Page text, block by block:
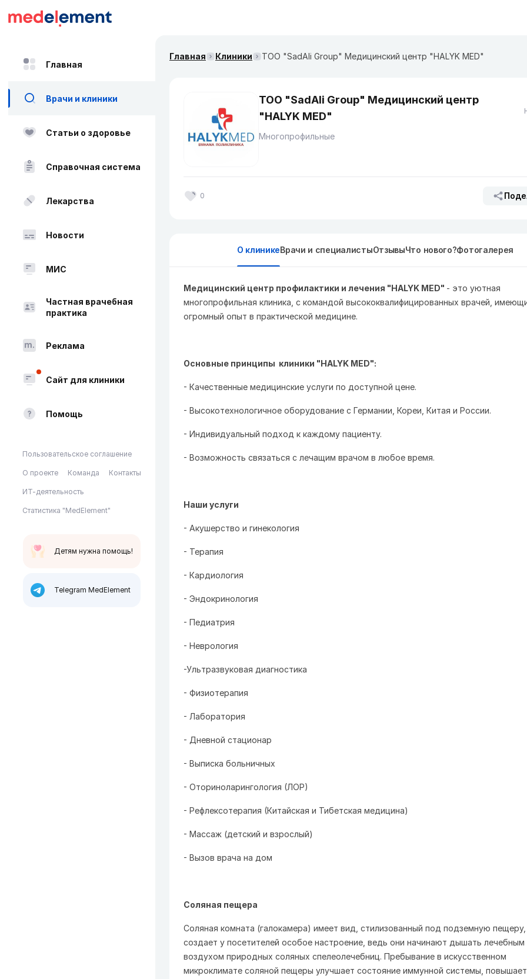
Главная
Врачи и клиники
Статьи о здоровье
Справочная система
Лекарства
Новости
МИС
Частная врачебная
практика
Реклама
Сайт для клиники
Помощь
Пользовательское соглашение
О проекте Команда Контакты
ИТ-деятельность
Статистика "MedElement"
Детям нужна помощь!
Telegram MedElement
Главная Клиники TOO "SadAli Group" Медицинский центр "HALYK MED"
TOO "SadAli Group" Медицинский центр
"HALYK MED"
Многопрофильные
0
О клиникеВрачи и специалистыОтзывыЧто нового?Фотогалерея
Медицинский центр профилактики и лечения "HALYK MED" - это уютная
многопрофильная клиника, с командой высококвалифицированных врачей,
огромный опыт в практической медицине.
Основные принципы клиники "HALYK MED":
- Качественные медицинские услуги по доступной цене.
- Высокотехнологичное оборудование с Германии, Кореи, Китая и России.
- Индивидуальный подход к каждому пациенту.
- Возможность связаться с лечащим врачом в любое время.
Наши услуги
- Акушерство и гинекология
- Терапия
- Кардиология
- Эндокринология
- Педиатрия
- Неврология
-Ультразвуковая диагностика
- Физиотерапия
- Лаборатория
- Дневной стационар
- Выписка больничных
- Оториноларингология (ЛОР)
- Рефлексотерапия (Китайская и Тибетская медицина)
- Массаж (детский и взрослый)
- Вызов врача на дом
Соляная пещера
Соляная комната (галокамера) имеет вид, стилизованный под подземную
создает у посетителей особое настроение, ведь они начинают дышать лечебным
воздухом природных соляных спелеолечебниц. Пребывание в искусственном
микроклимате соляной пещеры улучшает состояние иммунной системы, повышает